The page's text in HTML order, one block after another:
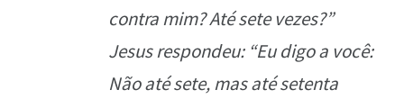
contra mim? Até sete vezes?”
Jesus respondeu: “Eu digo a você:
Não até sete, mas até setenta